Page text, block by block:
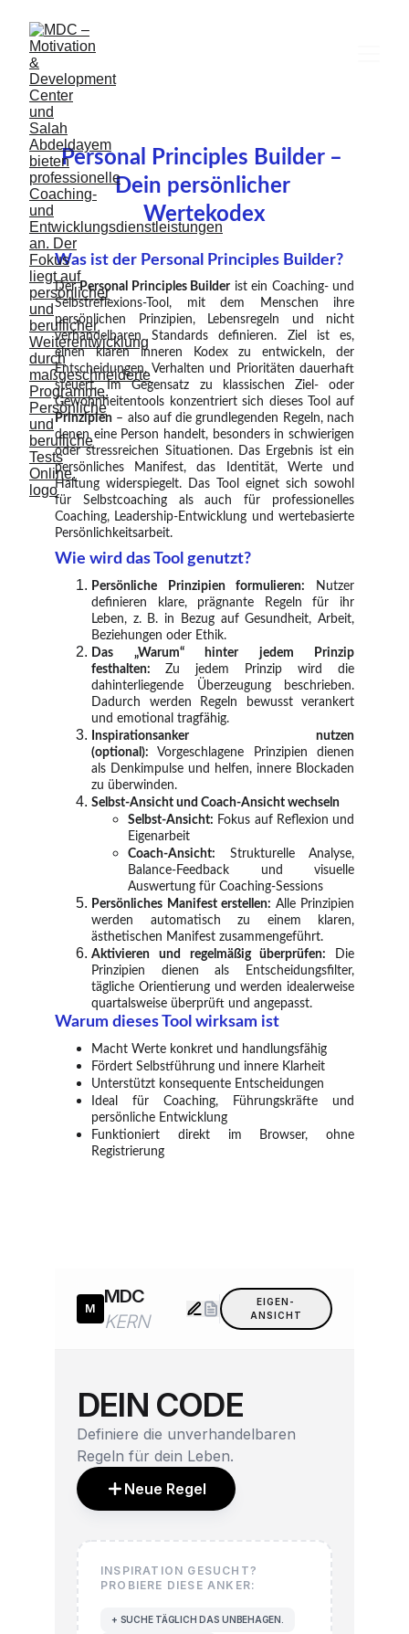
Personal Principles Builder –
Dein persönlicher
Wertekodex
Was ist der Personal Principles Builder?
DerPersonal Principles Builderist ein Coaching- und
Selbstreflexions-Tool, mit dem Menschen ihre
persönlichen Prinzipien, Lebensregeln und nicht
verhandelbaren Standards definieren. Ziel ist es,
einen klaren inneren Kodex zu entwickeln, der
Entscheidungen, Verhalten und Prioritäten dauerhaft
steuert. Im Gegensatz zu klassischen Ziel- oder
Gewohnheitentools konzentriert sich dieses Tool auf
Prinzipien – also auf die grundlegenden Regeln, nach
denen eine Person handelt, besonders in schwierigen
oder stressreichen Situationen. Das Ergebnis ist ein
persönliches Manifest, das Identität, Werte und
Haltung widerspiegelt. Das Tool eignet sich sowohl
für Selbstcoaching als auch für professionelles
Coaching, Leadership-Entwicklung und wertebasierte
Persönlichkeitsarbeit.
Wie wird das Tool genutzt?
Persönliche Prinzipien formulieren:
Nutzer
definieren klare, prägnante Regeln für ihr
Leben, z. B. in Bezug auf Gesundheit, Arbeit,
Beziehungen oder Ethik.
Das „Warum“ hinter jedem Prinzip
festhalten: Zu jedem Prinzip wird die
dahinterliegende Überzeugung beschrieben.
Dadurch werden Regeln bewusst verankert
und emotional tragfähig.
Inspirationsanker nutzen
(optional): Vorgeschlagene Prinzipien dienen
als Denkimpulse und helfen, innere Blockaden
zu überwinden.
Selbst-Ansicht und Coach-Ansicht wechseln
Selbst-Ansicht: Fokus auf Reflexion und
Eigenarbeit
Coach-Ansicht: Strukturelle Analyse,
Balance-Feedback und visuelle
Auswertung für Coaching-Sessions
Persönliches Manifest erstellen: Alle Prinzipien
werden automatisch zu einem klaren,
ästhetischen Manifest zusammengeführt.
Aktivieren und regelmäßig überprüfen:
Die
Prinzipien dienen als Entscheidungsfilter,
tägliche Orientierung und werden idealerweise
quartalsweise überprüft und angepasst.
Warum dieses Tool wirksam ist
Macht Werte konkret und handlungsfähig
Fördert Selbstführung und innere Klarheit
Unterstützt konsequente Entscheidungen
Ideal für Coaching, Führungskräfte und
persönliche Entwicklung
Funktioniert direkt im Browser, ohne
Registrierung